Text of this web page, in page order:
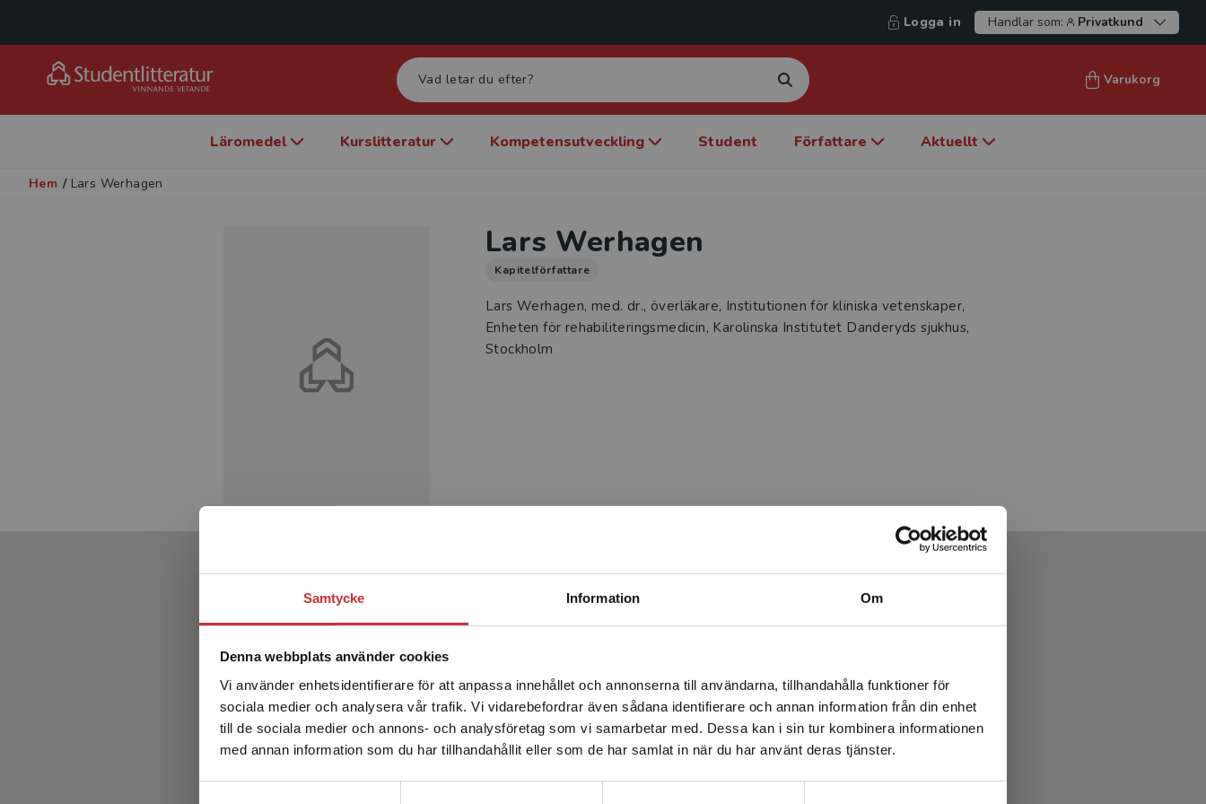
Samtycke Information Om
Denna webbplats använder cookies
Vi använder enhetsidentifierare för att anpassa innehållet och annonserna till användarna, tillhandahålla funktioner för
sociala medier och analysera vår trafik. Vi vidarebefordrar även sådana identifierare och annan information från din enhet
till de sociala medier och annons- och analysföretag som vi samarbetar med. Dessa kan i sin tur kombinera informationen
med annan information som du har tillhandahållit eller som de har samlat in när du har använt deras tjänster.
Begränsad fraktregion
Det verkar som att du besöker studentlitteratur.se via en
enhet utanför Sverige. Vi erbjuder inte leveranser utanför
Sverige. För att kunna slutföra ett köp måste
leveransadressen vara i Sverige.Läs mer
Logga in Handlar som: Privatkund
Varukorg
Läromedel Kurslitteratur Kompetensutveckling Student Författare Aktuellt
Hem / Lars Werhagen
Lars Werhagen
Kapitelförfattare
Lars Werhagen, med. dr., överläkare, Institutionen för kliniska vetenskaper,
Enheten för rehabiliteringsmedicin, Karolinska Institutet Danderyds sjukhus,
Stockholm
Produkter